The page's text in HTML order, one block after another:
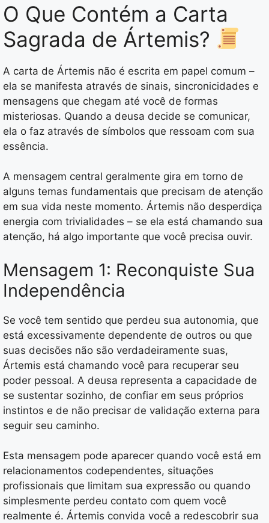
O Que Contém a Carta
Sagrada de Ártemis?
A carta de Ártemis não é escrita em papel comum –
ela se manifesta através de sinais, sincronicidades e
mensagens que chegam até você de formas
misteriosas. Quando a deusa decide se comunicar,
ela o faz através de símbolos que ressoam com sua
essência.
A mensagem central geralmente gira em torno de
alguns temas fundamentais que precisam de atenção
em sua vida neste momento. Ártemis não desperdiça
energia com trivialidades – se ela está chamando sua
atenção, há algo importante que você precisa ouvir.
Mensagem 1: Reconquiste Sua
Independência
Se você tem sentido que perdeu sua autonomia, que
está excessivamente dependente de outros ou que
suas decisões não são verdadeiramente suas,
Ártemis está chamando você para recuperar seu
poder pessoal. A deusa representa a capacidade de
se sustentar sozinho, de confiar em seus próprios
instintos e de não precisar de validação externa para
seguir seu caminho.
Esta mensagem pode aparecer quando você está em
relacionamentos codependentes, situações
profissionais que limitam sua expressão ou quando
simplesmente perdeu contato com quem você
realmente é. Ártemis convida você a redescobrir sua